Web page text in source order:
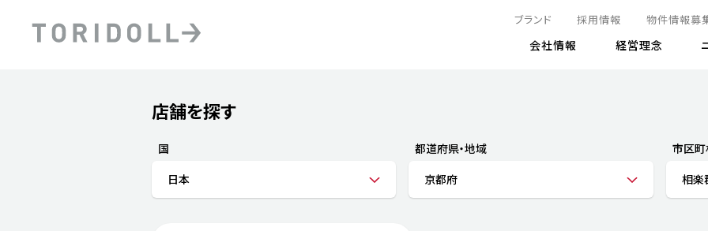
フォーメーション戦略
有価証券報告書
アナ
トリドールのサステナビリティ
リス
ブランド 採用情報 物件情報募
会社情報 経営理念
店舗を探す
国
日本
都道府県・地域
京都府
市区町
相楽
Submit a search.